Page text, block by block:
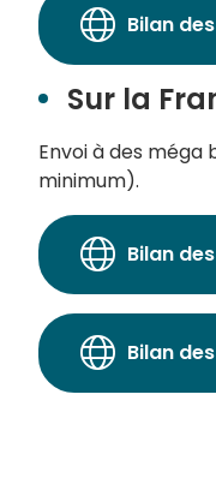
Bilan
Sur la
Envoi à des
minimum).
Bilan
Bilan